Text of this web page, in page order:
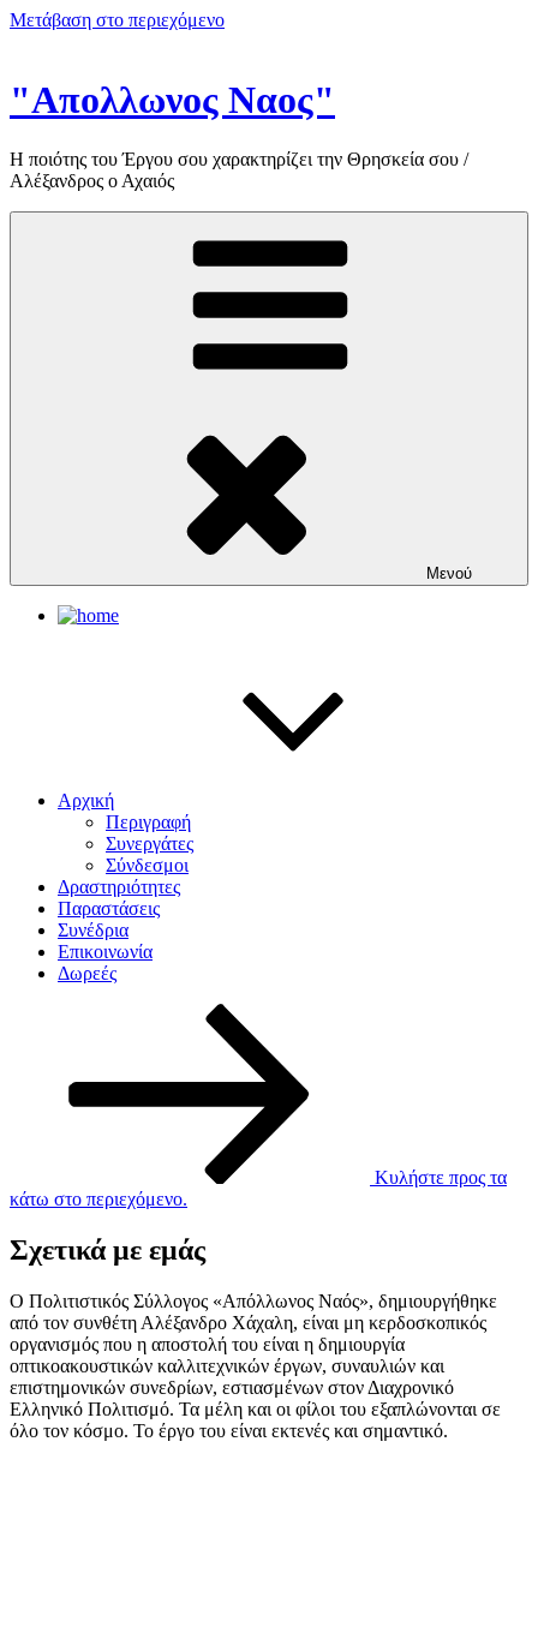
Μετάβαση στο περιεχόμενο
"Απολλωνος Ναος"
Η ποιότης του Έργου σου χαρακτηρίζει την Θρησκεία σου /
Αλέξανδρος ο Αχαιός
Μενού
Αρχική
Περιγραφή
Συνεργάτες
Σύνδεσμοι
Δραστηριότητες
Παραστάσεις
Συνέδρια
Επικοινωνία
Δωρεές
Κυλήστε προς τα
κάτω στο περιεχόμενο.
Σχετικά με εμάς
Ο Πολιτιστικός Σύλλογος «Απόλλωνος Ναός», δημιουργήθηκε
από τον συνθέτη Αλέξανδρο Χάχαλη, είναι μη κερδοσκοπικός
οργανισμός που η αποστολή του είναι η δημιουργία
οπτικοακουστικών καλλιτεχνικών έργων, συναυλιών και
επιστημονικών συνεδρίων, εστιασμένων στον Διαχρονικό
Ελληνικό Πολιτισμό. Τα μέλη και οι φίλοι του εξαπλώνονται σε
όλο τον κόσμο. Το έργο του είναι εκτενές και σημαντικό.